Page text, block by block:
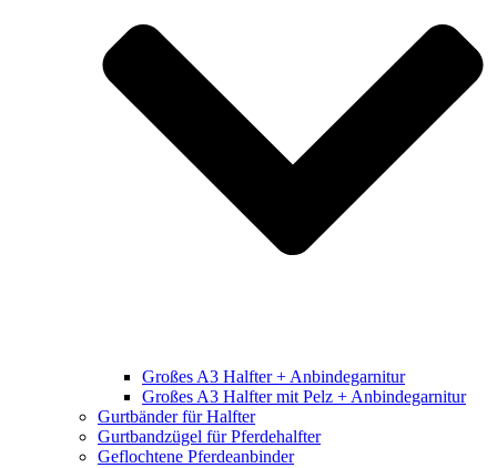
Großes A3 Halfter + Anbindegarnitur
Großes A3 Halfter mit Pelz + Anbindegarnitur
Gurtbänder für Halfter
Gurtbandzügel für Pferdehalfter
Geflochtene Pferdeanbinder